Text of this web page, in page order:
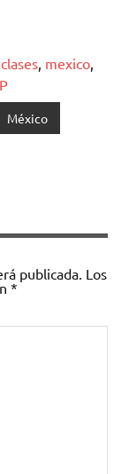
, mexico,
México
publicada. Los
*